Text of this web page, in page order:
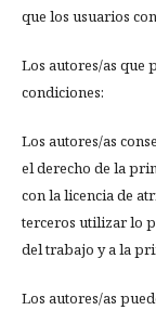
que los usuarios
Los autores/as que
condiciones:
Los autores/as
el derecho de la
con la licencia de
terceros utilizar lo
del trabajo y a la
Los autores/as